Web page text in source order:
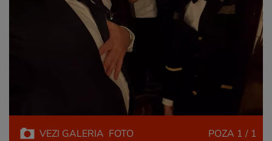
VEZI GALERIA FOTO POZA 1 / 1